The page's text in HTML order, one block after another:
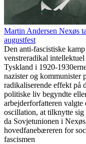
Martin Andersen Nexøs
augustfest
Den anti-fascistiske
venstreradikal
Tyskland i 1920-
nazister og kommunister
radikaliserende effekt på
politiske liv begyndte
arbejderforfatteren
oscillation, at tilknytte
da Sovjetunionen i
hovedfanebæreren for
fascismen